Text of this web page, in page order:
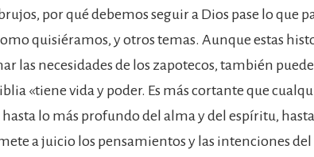
por qué debemos seguir a Dios pase lo que
quisiéramos, y otros temas. Aunque estas
las necesidades de los zapotecos, también
«tiene vida y poder. Es más cortante que
lo más profundo del alma y del espíritu,
a juicio los pensamientos y las intenciones